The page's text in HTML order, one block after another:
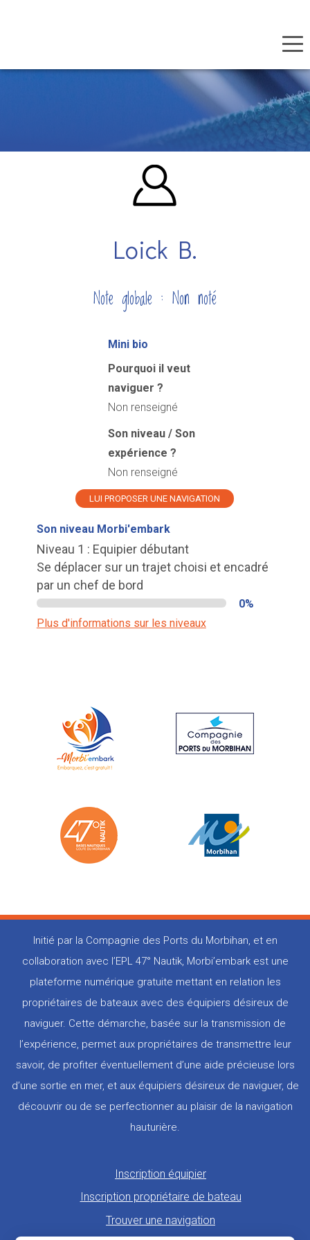
Loick B.
Note globale : Non noté
Mini bio
Pourquoi il veut
naviguer ?
Non renseigné
Son niveau / Son
expérience ?
Non renseigné
LUI PROPOSER UNE NAVIGATION
Son niveau Morbi'embark
Niveau 1 : Equipier débutant
Se déplacer sur un trajet choisi et encadré
par un chef de bord
0%
Plus d'informations sur les niveaux
Initié par la Compagnie des Ports du Morbihan, et en
collaboration avec l’EPL 47° Nautik, Morbi’embark est une
plateforme numérique gratuite mettant en relation les
propriétaires de bateaux avec des équipiers désireux de
naviguer. Cette démarche, basée sur la transmission de
l’expérience, permet aux propriétaires de transmettre leur
savoir, de profiter éventuellement d’une aide précieuse lors
d’une sortie en mer, et aux équipiers désireux de naviguer, de
découvrir ou de se perfectionner au plaisir de la navigation
hauturière.
Inscription équipier
Inscription propriétaire de bateau
Trouver une navigation